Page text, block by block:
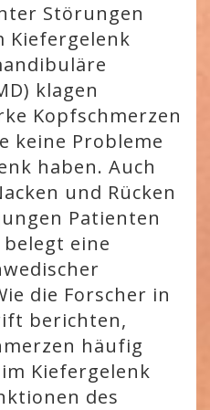
Störungen
Kiefergelenk
klagen
Kopfschmerzen
keine Probleme
haben. Auch
und Rücken
Patienten
eine
die Forscher in
berichten,
häufig
Kiefergelenk
des